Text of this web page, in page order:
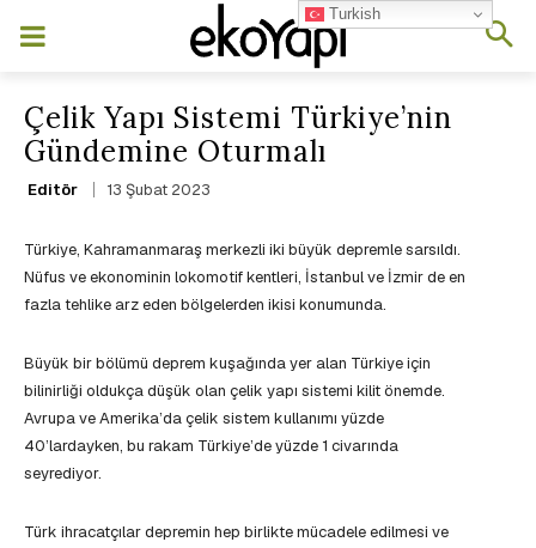
Çelik Yapı Sistemi Türkiye’nin
Gündemine Oturmalı
Editör 13 Şubat 2023
Türkiye, Kahramanmaraş merkezli iki büyük depremle sarsıldı.
Nüfus ve ekonominin lokomotif kentleri, İstanbul ve İzmir de en
fazla tehlike arz eden bölgelerden ikisi konumunda.
Büyük bir bölümü deprem kuşağında yer alan Türkiye için
bilinirliği oldukça düşük olan çelik yapı sistemi kilit önemde.
Avrupa ve Amerika’da çelik sistem kullanımı yüzde
40’lardayken, bu rakam Türkiye’de yüzde 1 civarında
seyrediyor.
Türk ihracatçılar depremin hep birlikte mücadele edilmesi ve
Turkish